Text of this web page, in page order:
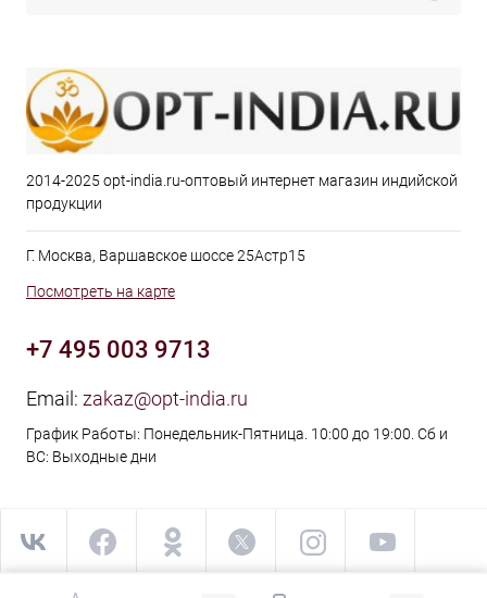
2014-2025 opt-india.ru-оптовый интернет магазин индийской
продукции
Г. Москва, Варшавское шоссе 25Астр15
Посмотреть на карте
+7 495 003 9713
Email: zakaz@opt-india.ru
График Работы: Понедельник-Пятница. 10:00 до 19:00. Сб и
ВС: Выходные дни